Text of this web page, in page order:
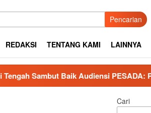
Pencarian
REDAKSI TENTANG KAMI LAINNYA
Audiensi PESADA: Perkuat
Cari